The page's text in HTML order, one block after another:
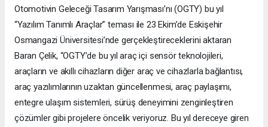
Otomotivin Geleceği Tasarım Yarışması’nı (OGTY) bu yıl
“Yazılım Tanımlı Araçlar” teması ile 23 Ekim’de Eskişehir
Osmangazi Üniversitesi’nde gerçekleştireceklerini aktaran
Baran Çelik, “OGTY’de bu yıl araç içi sensör teknolojileri,
araçların ve akıllı cihazların diğer araç ve cihazlarla bağlantısı,
araç yazılımlarının uzaktan güncellenmesi, araç paylaşımı,
entegre ulaşım sistemleri, sürüş deneyimini zenginleştiren
çözümler gibi projelere öncelik veriyoruz. Bu yıl dereceye giren